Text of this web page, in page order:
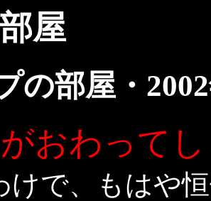
屋
の部屋・
おわって
けで、もはや